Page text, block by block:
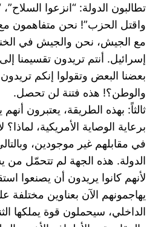
تطالبون الدولة: “انزعوا
‏واقتل الحزب”! نحن متفاهمون
مع الجيش، نحن والجيش في
‏إسرائيل. أنتم تريدون تقسيمنا
بعضنا البعض وتقولوا إنكم تريدون
والوطن؟! ‏هذه فتنة لن تحصل.‏
ثالثاً: بهذه الطريقة، يعتبرون
برعاية الوصاية الأمريكية، لماذا؟
في ‏مقابلهم غير موجودين،
الدولة. هذه الجهة لم تتحمّل من
لأنهم ‏كانوا يريدون أن يصنعوا
يهاجمونهم الآن بعناوين مختلفة
الداخلي، ‏سيحملون قوة يملكها